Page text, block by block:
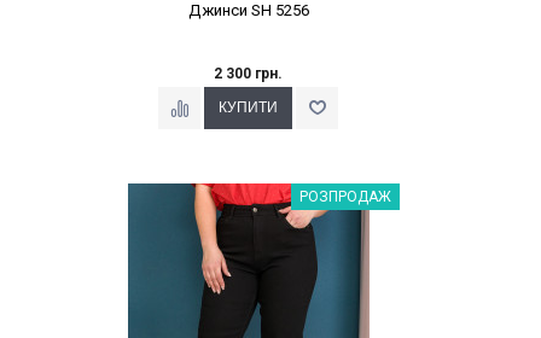
Джинси SH 5256
2 300 грн.
Наклейки Варіант з %РОЗПРОДАЖ